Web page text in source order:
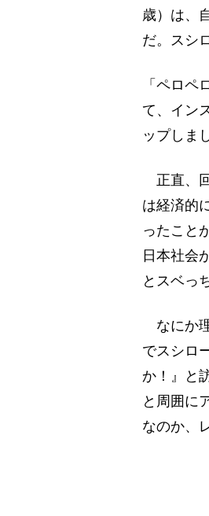
歳）は、
だ。スシ
「ペロ
て、イン
ップしま
正直、
は経済的
ったこと
日本社会
とスベっ
なにか
でスシロ
か！』と
と周囲に
なのか、